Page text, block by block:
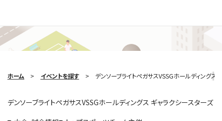
ホーム イベントを探す デンソーブライトペガサスVSSGホールディングス
デンソーブライトペガサスVSSGホールディングス ギャラクシースターズ